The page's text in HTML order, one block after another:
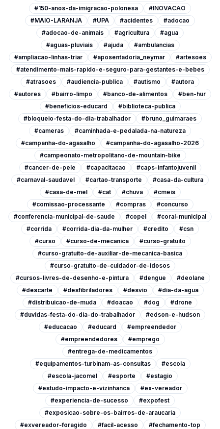
#150-anos-da-imigracao-polonesa
#INOVACAO
#MAIO-LARANJA
#UPA #acidentes
#adocao
#adocao-de-animais
#agricultura
#agua
#aguas-pluviais
#ajuda
#ambulancias
#ampliacao-linhas-triar
#aposentadoria_neymar
#artesoes
#atendimento-mais-rapido-e-seguro-para-gestantes-e-bebes
#atrasoes
#audiencia-publica #autismo
#autora
#autores
#bairro-limpo #banco-de-alimentos
#ben-hur
#beneficios-educard
#biblioteca-publica
#bloqueio-festa-do-dia-trabalhador
#bruno_guimaraes
#cameras
#caminhada-e-pedalada-na-natureza
#campanha-do-agasalho
#campanha-do-agasalho-2026
#campeonato-metropolitano-de-mountain-bike
#cancer-de-pele
#capacitacao
#caps-infantojuvenil
#carnaval-saudavel
#cartao-transporte
#casa-da-cultura
#casa-de-mel
#cat #chuva
#cmeis
#comissao-processante
#compras
#concurso
#conferencia-municipal-de-saude
#copel
#coral-municipal
#corrida
#corrida-dia-da-mulher #credito
#csn
#curso
#curso-de-mecanica
#curso-gratuito
#curso-gratuito-de-auxiliar-de-mecanica-basica
#curso-gratuito-de-cuidador-de-idosos
#cursos-livres-de-desenho-e-pintura
#dengue
#deolane
#descarte
#desfibriladores #desvio
#dia-da-agua
#distribuicao-de-muda
#doacao #dog
#drone
#duvidas-festa-do-dia-do-trabalhador
#edson-e-hudson
#educacao
#educard
#empreendedor
#empreendedores
#emprego
#entrega-de-medicamentos
#equipamentos-turbinam-as-consultas
#escola
#escola-jacomel
#esporte
#estagio
#estudo-impacto-e-vizinhanca
#ex-vereador
#experiencia-de-sucesso
#expofest
#exposicao-sobre-os-bairros-de-araucaria
#exvereador-foragido
#facil-acesso
#fechamento-top